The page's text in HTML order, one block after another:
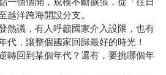
越洋跨海開設分支。
熱議，有人呼籲國家介入設限，也有
代，讓整個國家回歸最好的時光！
轉回到某個年代？還有，要挑哪個年